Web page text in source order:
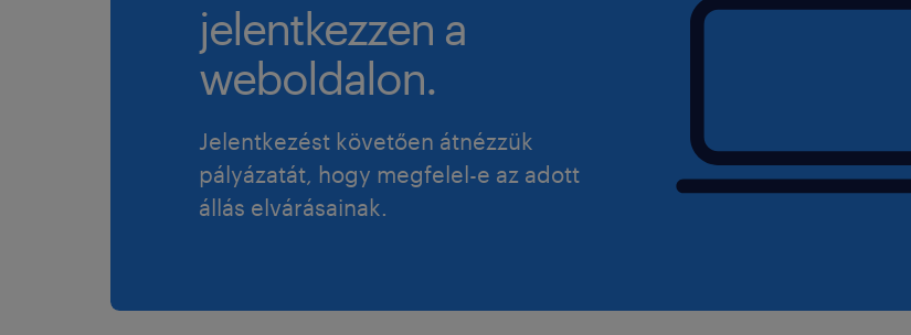
jelentkezzen a
weboldalon.
Jelentkezést követően átnézzük
pályázatát, hogy megfelel-e az adott
állás elvárásainak.